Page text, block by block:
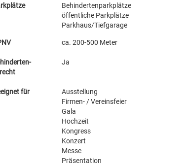
Behindertenparkplätze
öffentliche Parkplätze
Parkhaus/Tiefgarage
ca. 200-500 Meter
Ja
für
Ausstellung
Firmen- / Vereinsfeier
Gala
Hochzeit
Kongress
Konzert
Messe
Präsentation